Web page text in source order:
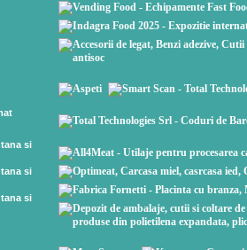
si
si
si